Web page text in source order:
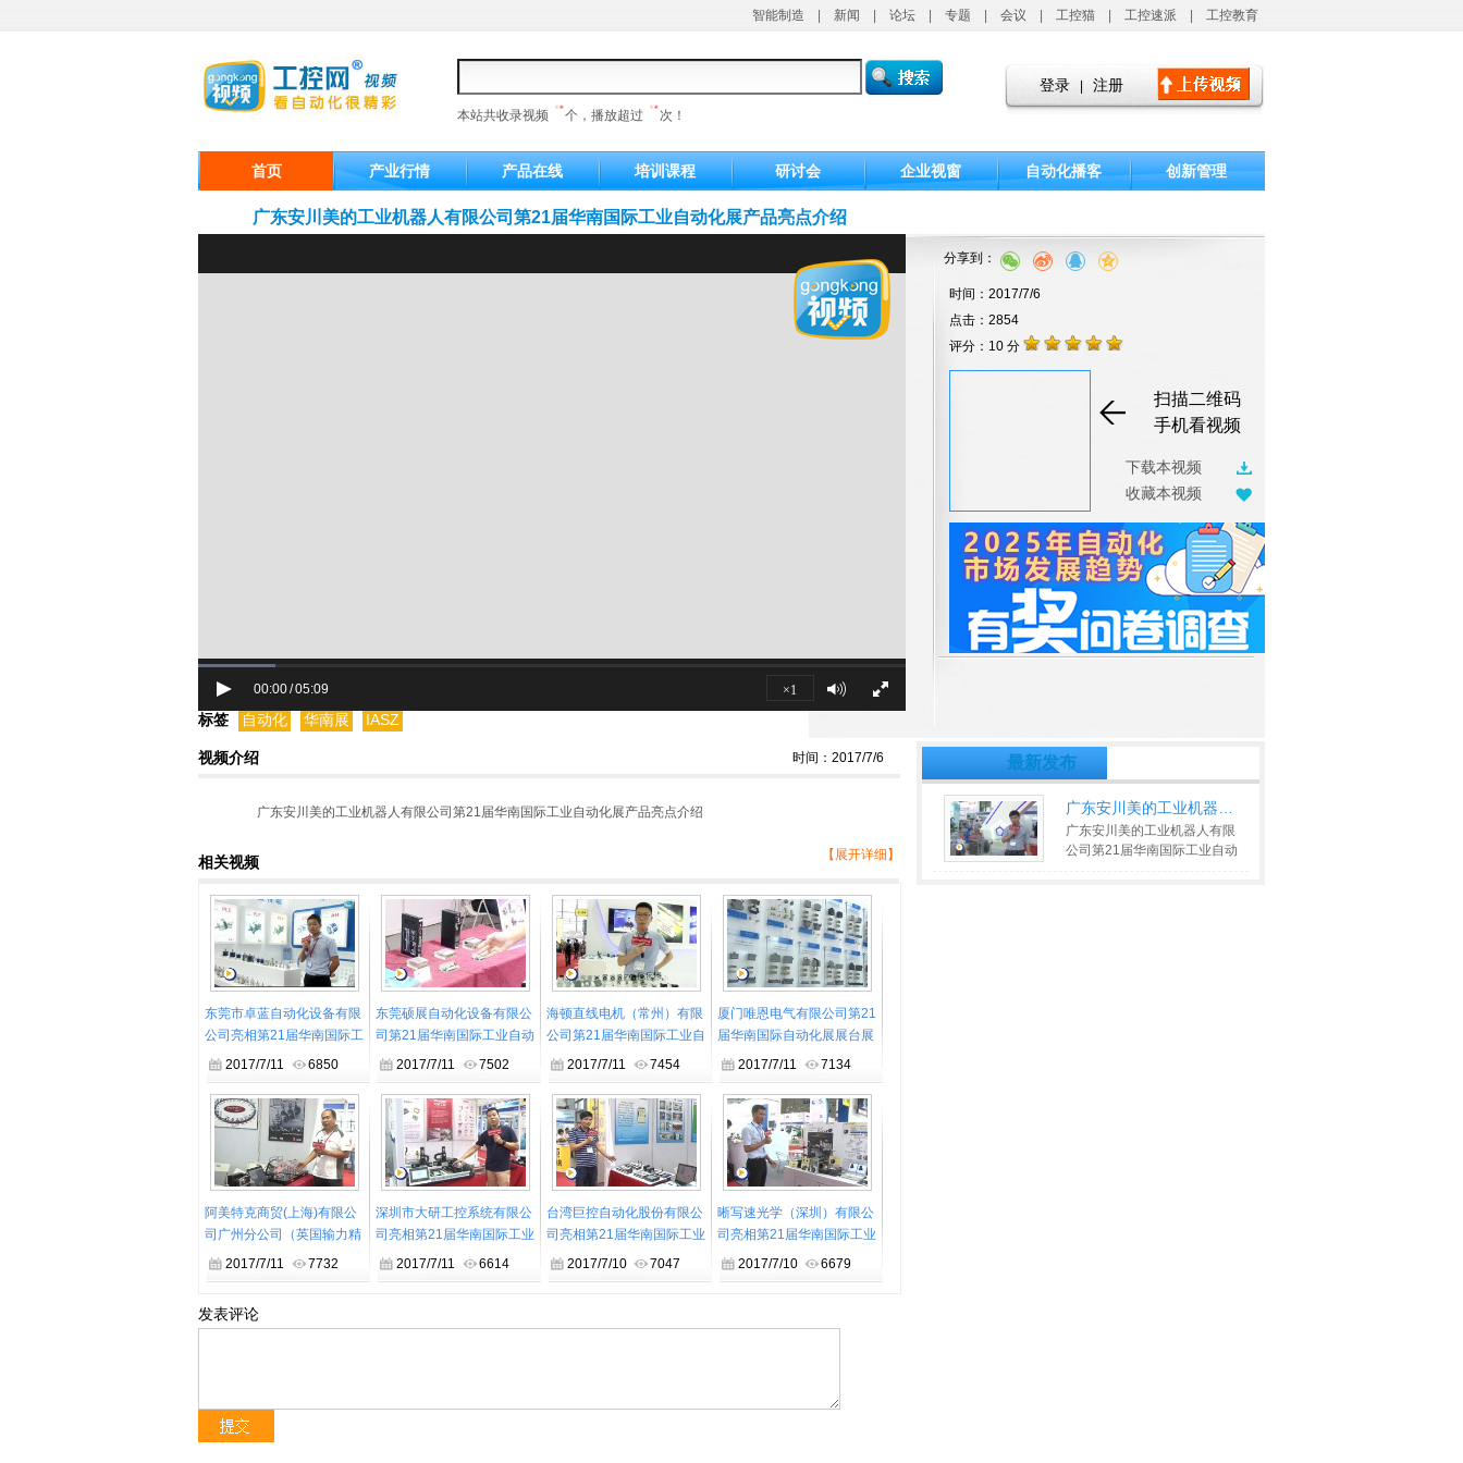
智能制造 新闻 论坛 专题 会议 工控猫 工控速派 工控教育
本站共收录视频 个，播放超过 次！
登录 注册
首页 产业行情 产品在线 培训课程 研讨会 企业视窗 自动化播客 创新管理
广东安川美的工业机器人有限公司第21届华南国际工业自动化展产品亮点介绍
00:00/05:09 ×1
分享到：
时间：2017/7/6
点击：2854
评分：10 分
扫描二维码
手机看视频
下载本视频
收藏本视频
标签 自动化 华南展 IASZ
视频介绍 时间：2017/7/6
广东安川美的工业机器人有限公司第21届华南国际工业自动化展产品亮点介绍
【展开详细】
相关视频
东莞市卓蓝自动化设备有限
公司亮相第21届华南国际工
业自动化展
2017/7/11 6850
东莞硕展自动化设备有限公
司第21届华南国际工业自动
化展产品亮点介绍
2017/7/11 7502
海顿直线电机（常州）有限
公司第21届华南国际工业自
动化展产品亮点介绍
2017/7/11 7454
厦门唯恩电气有限公司第21
届华南国际自动化展展台展
示 2017/7/11 7134
阿美特克商贸(上海)有限公
司广州分公司（英国输力精
密测量有限公司）亮相第21
届华南国际工业自动化展
2017/7/11 7732
深圳市大研工控系统有限公
司亮相第21届华南国际工业
自动化展
2017/7/11 6614
台湾巨控自动化股份有限公
司亮相第21届华南国际工业
自动化展
2017/7/10 7047
晰写速光学（深圳）有限公
司亮相第21届华南国际工业
自动化展
2017/7/10 6679
发表评论
最新发布
广东安川美的工业机器人有限
公司第21届华南国际工业自动